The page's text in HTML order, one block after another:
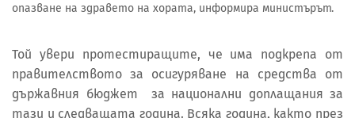
опазване на здравето на хората, информира министърът.
Той увери протестиращите, че има подкрепа от
правителството за осигуряване на средства от
държавния бюджет за национални доплащания за
тази и следващата година. Всяка година, както през